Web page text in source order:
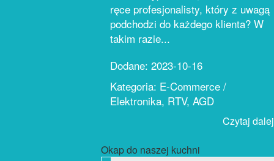
ręce profesjonalisty, który z uwagą
podchodzi do każdego klienta? W
takim razie...
Dodane: 2023-10-16
Kategoria: E-Commerce /
Elektronika, RTV, AGD
Czytaj
Okap do naszej kuchni